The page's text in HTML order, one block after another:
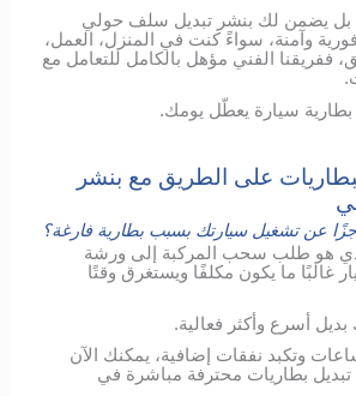
يضمن لك بنشر تبديل سلف حولي
وآمنة، سواءً كنت في المنزل، العمل،
ففريقنا الفني مؤهل بالكامل للتعامل مع
بطارية سيارة يعطّل يومك.
على الطريق مع بنشر
عن تشغيل سيارتك بسبب بطارية فارغة؟
هو طلب سحب المركبة إلى ورشة
غالبًا ما يكون مكلفًا ويستغرق وقتًا
أسرع وأكثر فعالية.
وتكبد نفقات إضافية، يمكنك الآن
بطاريات محترفة مباشرة في